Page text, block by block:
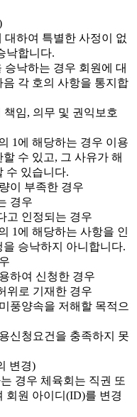
대하여 특별한 사정이 없
낙합니다.
낙하는 경우 회원에 대
각 호의 사항을 통지합
임, 의무 및 권익보호
1에 해당하는 경우 이용
수 있고, 그 사유가 해
수 있습니다.
이 부족한 경우
경우
고 인정되는 경우
1에 해당하는 사항을 인
승낙하지 아니합니다.
하여 신청한 경우
위로 기재한 경우
풍양속을 저해할 목적으
신청요건을 충족하지 못
변경)
경우 체육회는 직권 또
회원 아이디(ID)를 변경